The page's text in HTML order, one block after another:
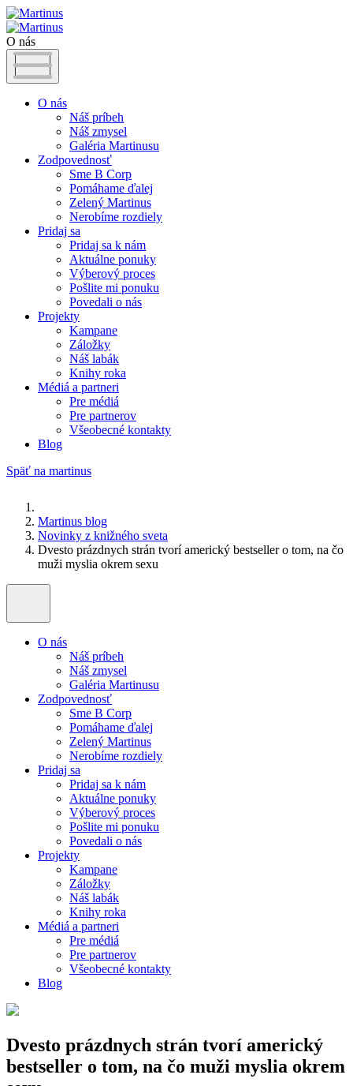
O nás
O nás
Náš príbeh
Náš zmysel
Galéria Martinusu
Zodpovednosť
Sme B Corp
Pomáhame ďalej
Zelený Martinus
Nerobíme rozdiely
Pridaj sa
Pridaj sa k nám
Aktuálne ponuky
Výberový proces
Pošlite mi ponuku
Povedali o nás
Projekty
Kampane
Záložky
Náš labák
Knihy roka
Médiá a partneri
Pre médiá
Pre partnerov
Všeobecné kontakty
Blog
Späť na martinus
Martinus blog
Novinky z knižného sveta
Dvesto prázdnych strán tvorí americký bestseller o tom, na čo
muži myslia okrem sexu
O nás
Náš príbeh
Náš zmysel
Galéria Martinusu
Zodpovednosť
Sme B Corp
Pomáhame ďalej
Zelený Martinus
Nerobíme rozdiely
Pridaj sa
Pridaj sa k nám
Aktuálne ponuky
Výberový proces
Pošlite mi ponuku
Povedali o nás
Projekty
Kampane
Záložky
Náš labák
Knihy roka
Médiá a partneri
Pre médiá
Pre partnerov
Všeobecné kontakty
Blog
Dvesto prázdnych strán tvorí americký
bestseller o tom, na čo muži myslia okrem